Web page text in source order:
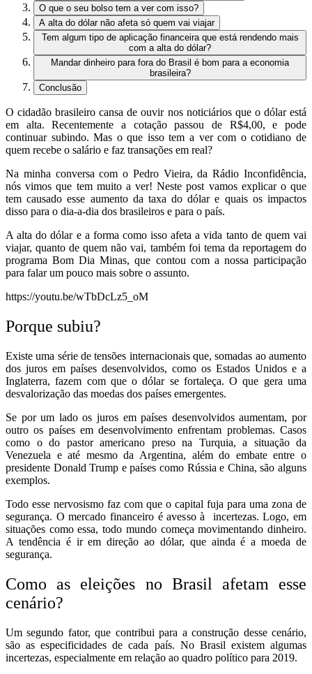
O que o seu bolso tem a ver com isso?
A alta do dólar não afeta só quem vai viajar
Tem algum tipo de aplicação financeira que está rendendo mais
com a alta do dólar?
Mandar dinheiro para fora do Brasil é bom para a economia
brasileira?
Conclusão
O cidadão brasileiro cansa de ouvir nos noticiários que o dólar está
em alta. Recentemente a cotação passou de R$4,00, e pode
continuar subindo. Mas o que isso tem a ver com o cotidiano de
quem recebe o salário e faz transações em real?
Na minha conversa com o Pedro Vieira, da Rádio Inconfidência,
nós vimos que tem muito a ver! Neste post vamos explicar o que
tem causado esse aumento da taxa do dólar e quais os impactos
disso para o dia-a-dia dos brasileiros e para o país.
A alta do dólar e a forma como isso afeta a vida tanto de quem vai
viajar, quanto de quem não vai, também foi tema da reportagem do
programa Bom Dia Minas, que contou com a nossa participação
para falar um pouco mais sobre o assunto.
https://youtu.be/wTbDcLz5_oM
Porque subiu?
Existe uma série de tensões internacionais que, somadas ao aumento
dos juros em países desenvolvidos, como os Estados Unidos e a
Inglaterra, fazem com que o dólar se fortaleça. O que gera uma
desvalorização das moedas dos países emergentes.
Se por um lado os juros em países desenvolvidos aumentam, por
outro os países em desenvolvimento enfrentam problemas. Casos
como o do pastor americano preso na Turquia, a situação da
Venezuela e até mesmo da Argentina, além do embate entre o
presidente Donald Trump e países como Rússia e China, são alguns
exemplos.
Todo esse nervosismo faz com que o capital fuja para uma zona de
segurança. O mercado financeiro é avesso à incertezas. Logo, em
situações como essa, todo mundo começa movimentando dinheiro.
A tendência é ir em direção ao dólar, que ainda é a moeda de
segurança.
Como as eleições no Brasil afetam esse
cenário?
Um segundo fator, que contribui para a construção desse cenário,
são as especificidades de cada país. No Brasil existem algumas
incertezas, especialmente em relação ao quadro político para 2019.